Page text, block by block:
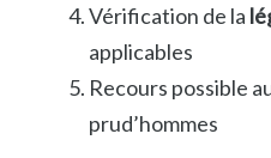
Vérification de la
applicables
Recours possible
prud’hommes